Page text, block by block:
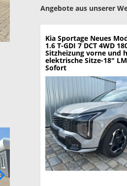
Angebote aus unserer
Kia Sportage Neues
1.6 T-GDI 7 DCT 4WD
Sitzheizung vorne und
elektrische Sitze-18"
Sofort